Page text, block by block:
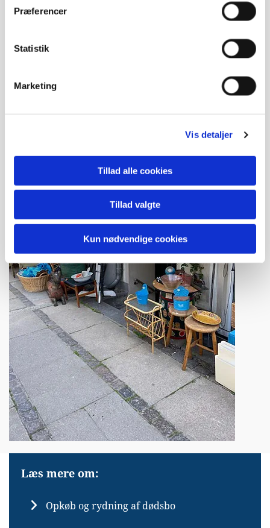
Præferencer
Statistik
Marketing
Vis detaljer
Tillad alle cookies
Tillad valgte
Kun nødvendige cookies
rengøring af dødsbo, kan dette selvfølgelig aftales
Læs mere om:
Opkøb og rydning af dødsbo